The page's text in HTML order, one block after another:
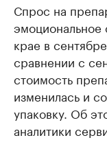
Спрос на
эмоциональное
крае в
сравнении с
стоимость
изменилась и
упаковку. Об
аналитики